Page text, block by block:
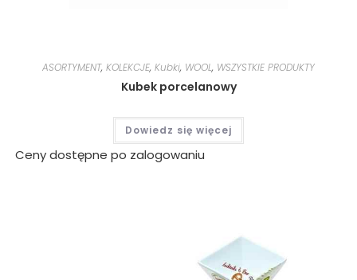
ASORTYMENT, KOLEKCJE, Kubki, WOOL, WSZYSTKIE PRODUKTY
Kubek porcelanowy
Dowiedz się więcej
Ceny dostępne po zalogowaniu